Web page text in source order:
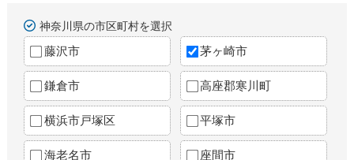
神奈川県の市区町村を選択
藤沢市 茅ヶ崎市
鎌倉市 高座郡寒川町
横浜市戸塚区 平塚市
海老名市 座間市